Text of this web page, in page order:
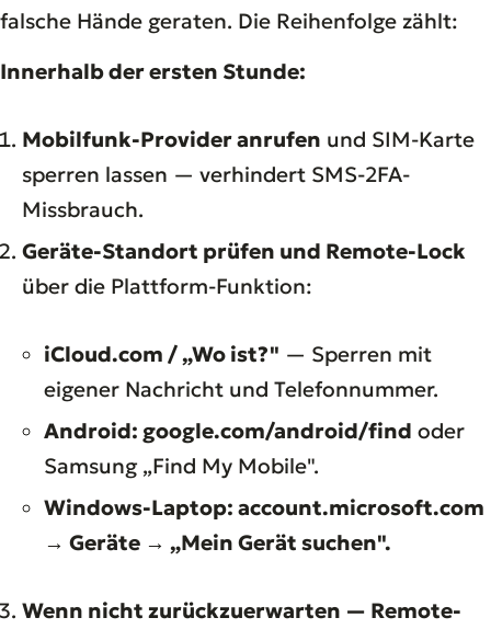
falsche Hände geraten. Die Reihenfolge zählt:
Innerhalb der ersten Stunde:
Mobilfunk-Provider anrufen und SIM-Karte
sperren lassen — verhindert SMS-2FA-
Missbrauch.
Geräte-Standort prüfen und Remote-Lock
über die Plattform-Funktion:
iCloud.com / „Wo ist?" — Sperren mit
eigener Nachricht und Telefonnummer.
Android: google.com/android/find oder
Samsung „Find My Mobile".
Windows-Laptop: account.microsoft.com
→ Geräte → „Mein Gerät suchen".
Wenn nicht zurückzuerwarten — Remote-